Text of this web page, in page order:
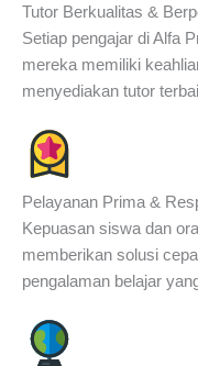
Tutor Berkualitas &
Setiap pengajar di Alfa
mereka memiliki
menyediakan tutor
Pelayanan Prima &
Kepuasan siswa dan
memberikan solusi
pengalaman belajar